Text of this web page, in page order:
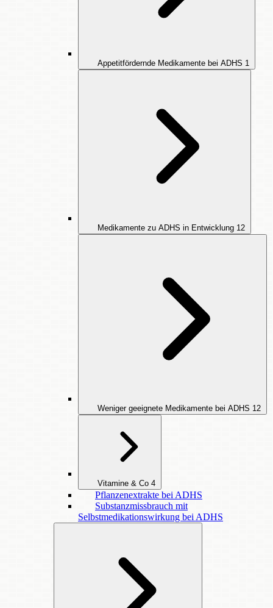
Appetitfördernde Medikamente bei ADHS 1
Medikamente zu ADHS in Entwicklung 12
Weniger geeignete Medikamente bei ADHS 12
Vitamine & Co 4
Pflanzenextrakte bei ADHS
Substanzmissbrauch mit
Selbstmedikationswirkung bei ADHS